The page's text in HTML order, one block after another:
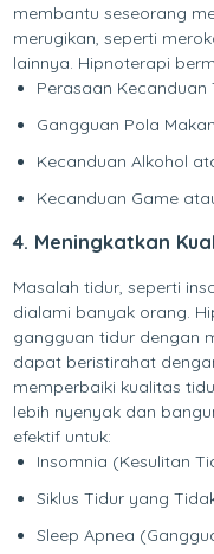
membantu seseorang
merugikan, seperti
lainnya. Hipnoterapi
Perasaan Kecanduan
Gangguan Pola
Kecanduan Alkohol
Kecanduan Game
4. Meningkatkan
Masalah tidur, seperti
dialami banyak orang.
gangguan tidur dengan
dapat beristirahat
memperbaiki kualitas
lebih nyenyak dan
efektif untuk:
Insomnia (Kesulitan
Siklus Tidur yang
Sleep Apnea